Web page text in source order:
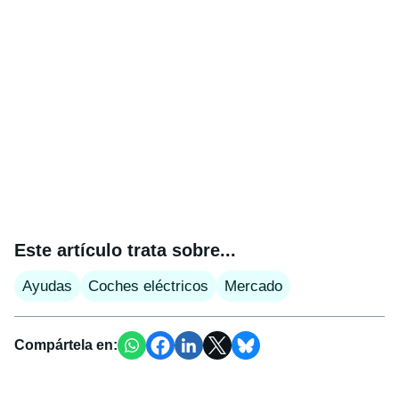
Este artículo trata sobre...
Ayudas Coches eléctricos Mercado
Compártela en: